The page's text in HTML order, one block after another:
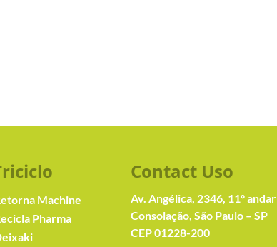
Machine
Pharma
Contact Uso
Av. Angélica, 2346, 11º andar
Consolação, São Paulo – SP
CEP 01228-200